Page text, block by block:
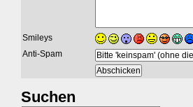
Smileys
Anti-Spam
Suchen